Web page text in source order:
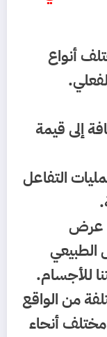
أنواع
إلى قيمة
التفاعل
عرض
الطبيعي
للأجسام.
من الواقع
أنحاء